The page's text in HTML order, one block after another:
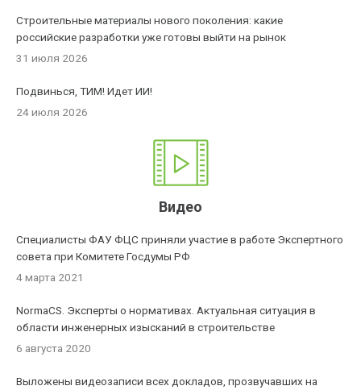
Строительные материалы нового поколения: какие
российские разработки уже готовы выйти на рынок
31 июля 2026
Подвинься, ТИМ! Идет ИИ!
24 июля 2026
Видео
Специалисты ФАУ ФЦС приняли участие в работе Экспертного
совета при Комитете Госдумы РФ
4 марта 2021
NormaCS. Эксперты о нормативах. Актуальная ситуация в
области инженерных изысканий в строительстве
6 августа 2020
Выложены видеозаписи всех докладов, прозвучавших на